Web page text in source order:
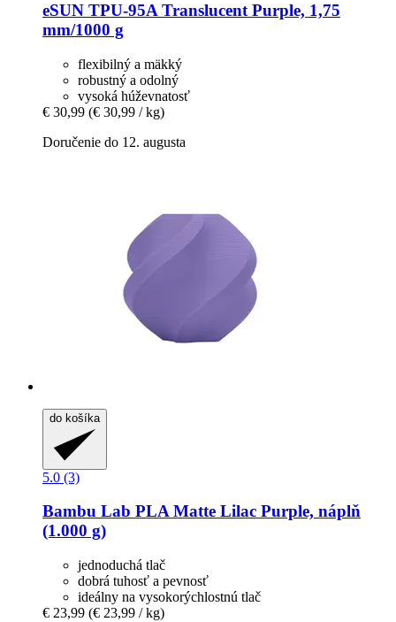
eSUN TPU-​95A Translucent Purple, 1,75
mm/1000 g
flexibilný a mäkký
robustný a odolný
vysoká húževnatosť
€ 30,99 (€ 30,99 / kg)
Doručenie do 12. augusta
do košíka
5.0 (3)
Bambu Lab PLA Matte Lilac Purple, náplň
(1.000 g)
jednoduchá tlač
dobrá tuhosť a pevnosť
ideálny na vysokorýchlostnú tlač
€ 23,99 (€ 23,99 / kg)